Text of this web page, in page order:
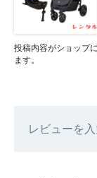
投稿内容がショップ
ます。
レビューを